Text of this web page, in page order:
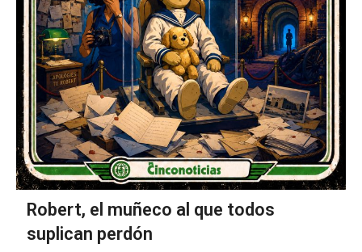
Robert, el muñeco al que todos
suplican perdón